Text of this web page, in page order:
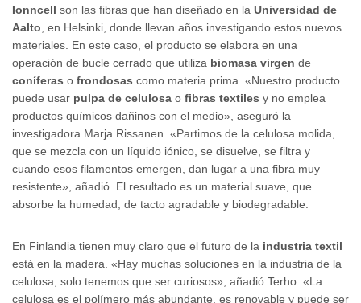
Ionncell son las fibras que han diseñado en la Universidad de
Aalto , en Helsinki, donde llevan años investigando estos nuevos
materiales. En este caso, el producto se elabora en una
operación de bucle cerrado que utiliza biomasa virgen de
coníferas o frondosas como materia prima. «Nuestro producto
puede usar pulpa de celulosa o fibras textiles y no emplea
productos químicos dañinos con el medio», aseguró la
investigadora Marja Rissanen. «Partimos de la celulosa molida,
que se mezcla con un líquido iónico, se disuelve, se filtra y
cuando esos filamentos emergen, dan lugar a una fibra muy
resistente», añadió. El resultado es un material suave, que
absorbe la humedad, de tacto agradable y biodegradable.
En Finlandia tienen muy claro que el futuro de la industria textil
está en la madera. «Hay muchas soluciones en la industria de la
celulosa, solo tenemos que ser curiosos», añadió Terho. «La
celulosa es el polímero más abundante, es renovable y puede ser